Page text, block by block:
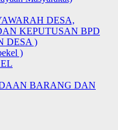
DESA,
KEPUTUSAN BPD
DESA )
)
BARANG DAN